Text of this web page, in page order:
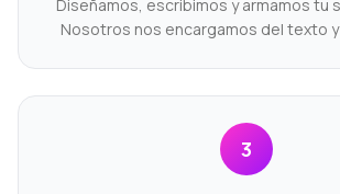
Diseñamos, escribimos y armamos tu
Nosotros nos encargamos del texto
3